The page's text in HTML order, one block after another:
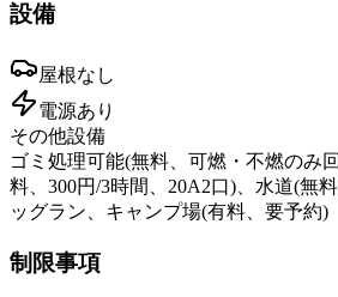
設備
屋根なし
電源あり
その他設備
ゴミ処理可能(無料、可燃・不燃のみ
料、300円/3時間、20A2口)、水道(無
ッグラン、キャンプ場(有料、要予約)
制限事項